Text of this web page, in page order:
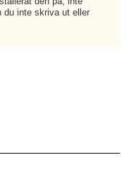
du inte skriva ut eller